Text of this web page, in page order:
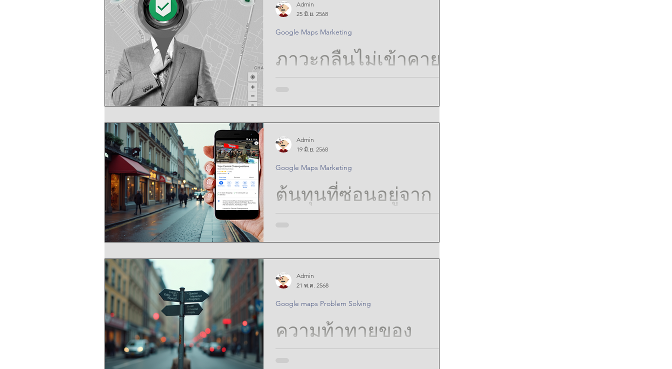
Google Business Profile Marketing Google Local Search SEO
Google Location- Based Marketing Google Maps Advertisement
Google Direction Navigation MKGT Google Adwords on Location Pin
Google Local Ranking SEO Google maps Problem Solving
Google Maps for Facebook AI Google Maps
ภาวะกลืนไม่เข้าคาย
จ้างงานภายในองค์กร
กับการจ้างเหมาช่วง
ในการจัดการหมุด
Google Maps หลาย
อัน : Navigating the
Dilemma of In-
House Employment
Versus Outsourcing
for Managing
ภาวะกลืนไม่เข้าคายไม่ออกระหว่างการจ้างงานภายใน
Maps หลายอัน : Navigating the Dilemma of...
Google Maps Marketing
Admin
25 มิ.ย. 2568
ต้นทุนที่ซ่อนอยู่จาก
Profile on Google
Maps : The Hidden
Costs of Neglecting
Your Google
In today’s fast-paced digital world, having a strong
online presence is no longer optional—it’s essential.
Google Maps Marketing
Admin
19 มิ.ย. 2568
ความท้าทายของ
Google Maps
Google maps Problem Solving
Admin
21 พ.ค. 2568